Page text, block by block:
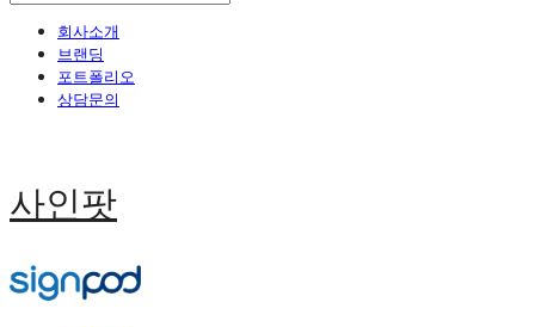
회사소개
브랜딩
포트폴리오
상담문의
사인팟